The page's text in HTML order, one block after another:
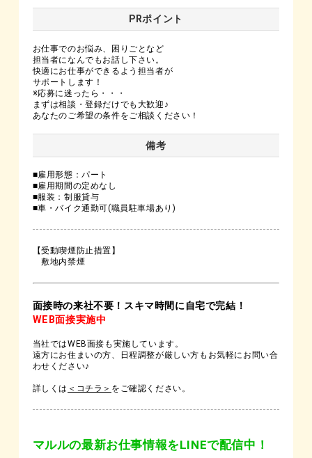
PRポイント
お仕事でのお悩み、困りごとなど
担当者になんでもお話し下さい。
快適にお仕事ができるよう担当者が
サポートします！
※応募に迷ったら・・・
まずは相談・登録だけでも大歓迎♪
あなたのご希望の条件をご相談ください！
備考
■雇用形態：パート
■雇用期間の定めなし
■服装：制服貸与
■車・バイク通勤可(職員駐車場あり)
【受動喫煙防止措置】
敷地内禁煙
面接時の来社不要！スキマ時間に自宅で完結！
WEB面接実施中
当社ではWEB面接も実施しています。
遠方にお住まいの方、日程調整が厳しい方もお気軽にお問い合
わせください♪
詳しくは ＜コチラ＞ をご確認ください。
マルルの最新お仕事情報をLINEで配信中！